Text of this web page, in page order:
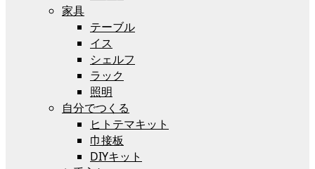
家具
テーブル
イス
シェルフ
ラック
照明
自分でつくる
ヒトテマキット
巾接板
DIYキット